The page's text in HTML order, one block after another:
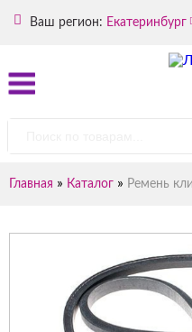
Ваш регион: Екатеринбург
Главная » Каталог » Ремень